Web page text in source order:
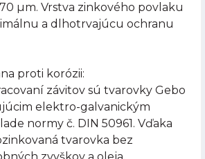
µm. Vrstva zinkového povlaku
a dlhotrvajúcu ochranu
proti korózii:
závitov sú tvarovky Gebo
elektro-galvanickým
normy č. DIN 50961. Vďaka
tvarovka bez